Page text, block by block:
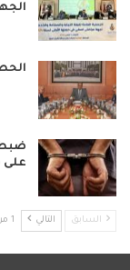
ضبط
على
السابق التالي 1 من 10